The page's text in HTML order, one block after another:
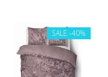
SALE -40%